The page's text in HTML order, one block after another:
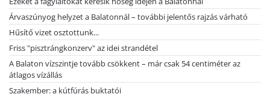
Árvaszúnyog helyzet a Balatonnál – további jelentős rajzás várható
Hűsítő vizet osztottunk...
Friss "pisztrángkonzerv" az idei strandétel
A Balaton vízszintje tovább csökkent – már csak 54 centiméter az
átlagos vízállás
Szakember: a kútfúrás buktatói